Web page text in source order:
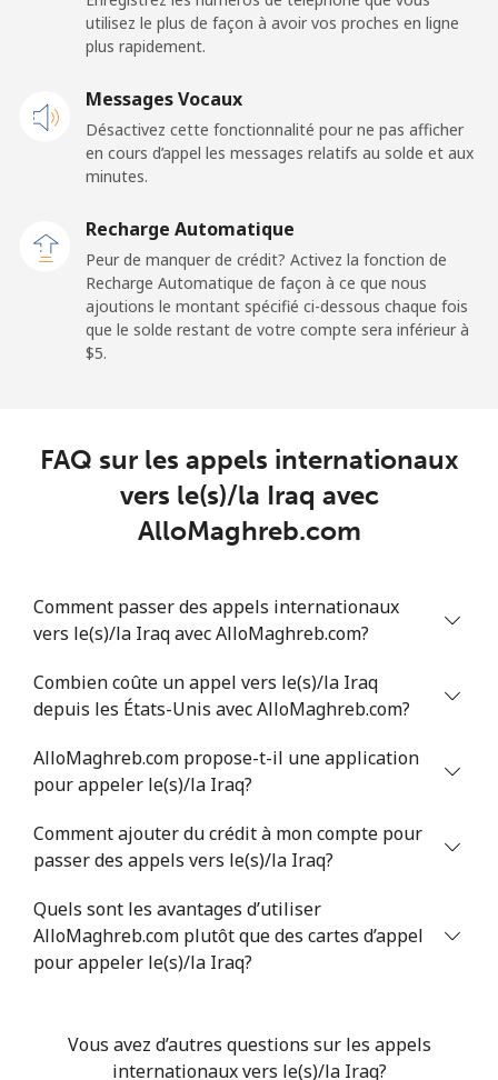
⁦34.5¢⁩ 14 min pour ⁦$5⁩ -
Iraq
Ligne fixe ⁦26.9¢⁩ 18 min pour ⁦$5⁩ -
Ireland
Ligne fixe ⁦1.6¢⁩
312 min pour
-
⁦4.9¢⁩
102 min pour
Mobile ⁦13.9¢⁩ 35 min pour ⁦$5⁩
Italy
⁦$5⁩
⁦$5⁩
Ligne fixe ⁦58.9¢⁩ 8 min pour ⁦$5⁩
utilisez le plus de façon à avoir vos proches en ligne
plus rapidement.
Messages Vocaux
Désactivez cette fonctionnalité pour ne pas afficher
en cours d’appel les messages relatifs au solde et aux
minutes.
Recharge Automatique
Peur de manquer de crédit? Activez la fonction de
Recharge Automatique de façon à ce que nous
ajoutions le montant spécifié ci-dessous chaque fois
que le solde restant de votre compte sera inférieur à
⁦$5⁩.
FAQ sur les appels internationaux
vers le(s)/la Iraq avec
AlloMaghreb.com
Comment passer des appels internationaux
vers le(s)/la Iraq avec AlloMaghreb.com?
Combien coûte un appel vers le(s)/la Iraq
depuis les États-Unis avec AlloMaghreb.com?
AlloMaghreb.com propose-t-il une application
pour appeler le(s)/la Iraq?
Comment ajouter du crédit à mon compte pour
passer des appels vers le(s)/la Iraq?
Quels sont les avantages d’utiliser
AlloMaghreb.com plutôt que des cartes d’appel
pour appeler le(s)/la Iraq?
Vous avez d’autres questions sur les appels
internationaux vers le(s)/la Iraq?